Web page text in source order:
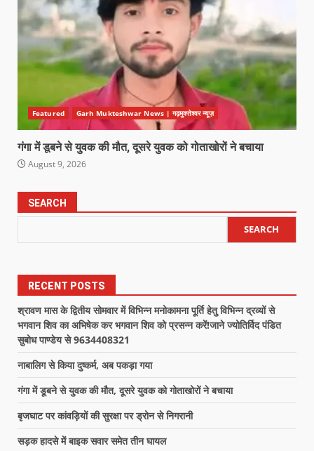
Featured Garh Mukteshwar News | गढ़मुक्तेश्वर न्यूज़
गंगा में डूबने से युवक की मौत, दूसरे युवक को गोताखोरों ने बचाया
August 9, 2026
SEARCH
SEARCH
RECENT POSTS
श्रावण मास के द्वितीय सोमवार में विभिन्न मनोकामना पूर्ति हेतु विभिन्न द्रव्यों से
भगवान शिव का अभिषेक कर भगवान शिव को प्रसन्न करें!जाने ज्योतिर्विद पंडित
सुबोध पाण्डेय से 9634408321
नाबालिग से किया दुष्कर्म, अब पकड़ा गया
गंगा में डूबने से युवक की मौत, दूसरे युवक को गोताखोरों ने बचाया
बृजघाट पर कांवड़ियों की सुरक्षा पर ड्रोन से निगरानी
सड़क हादसे में बाइक सवार समेत तीन घायल